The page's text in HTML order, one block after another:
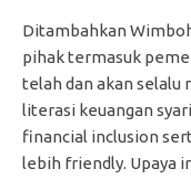
Ditambahkan
pihak termasuk
telah dan akan selalu
literasi keuangan
financial inclusion
lebih friendly. Upaya